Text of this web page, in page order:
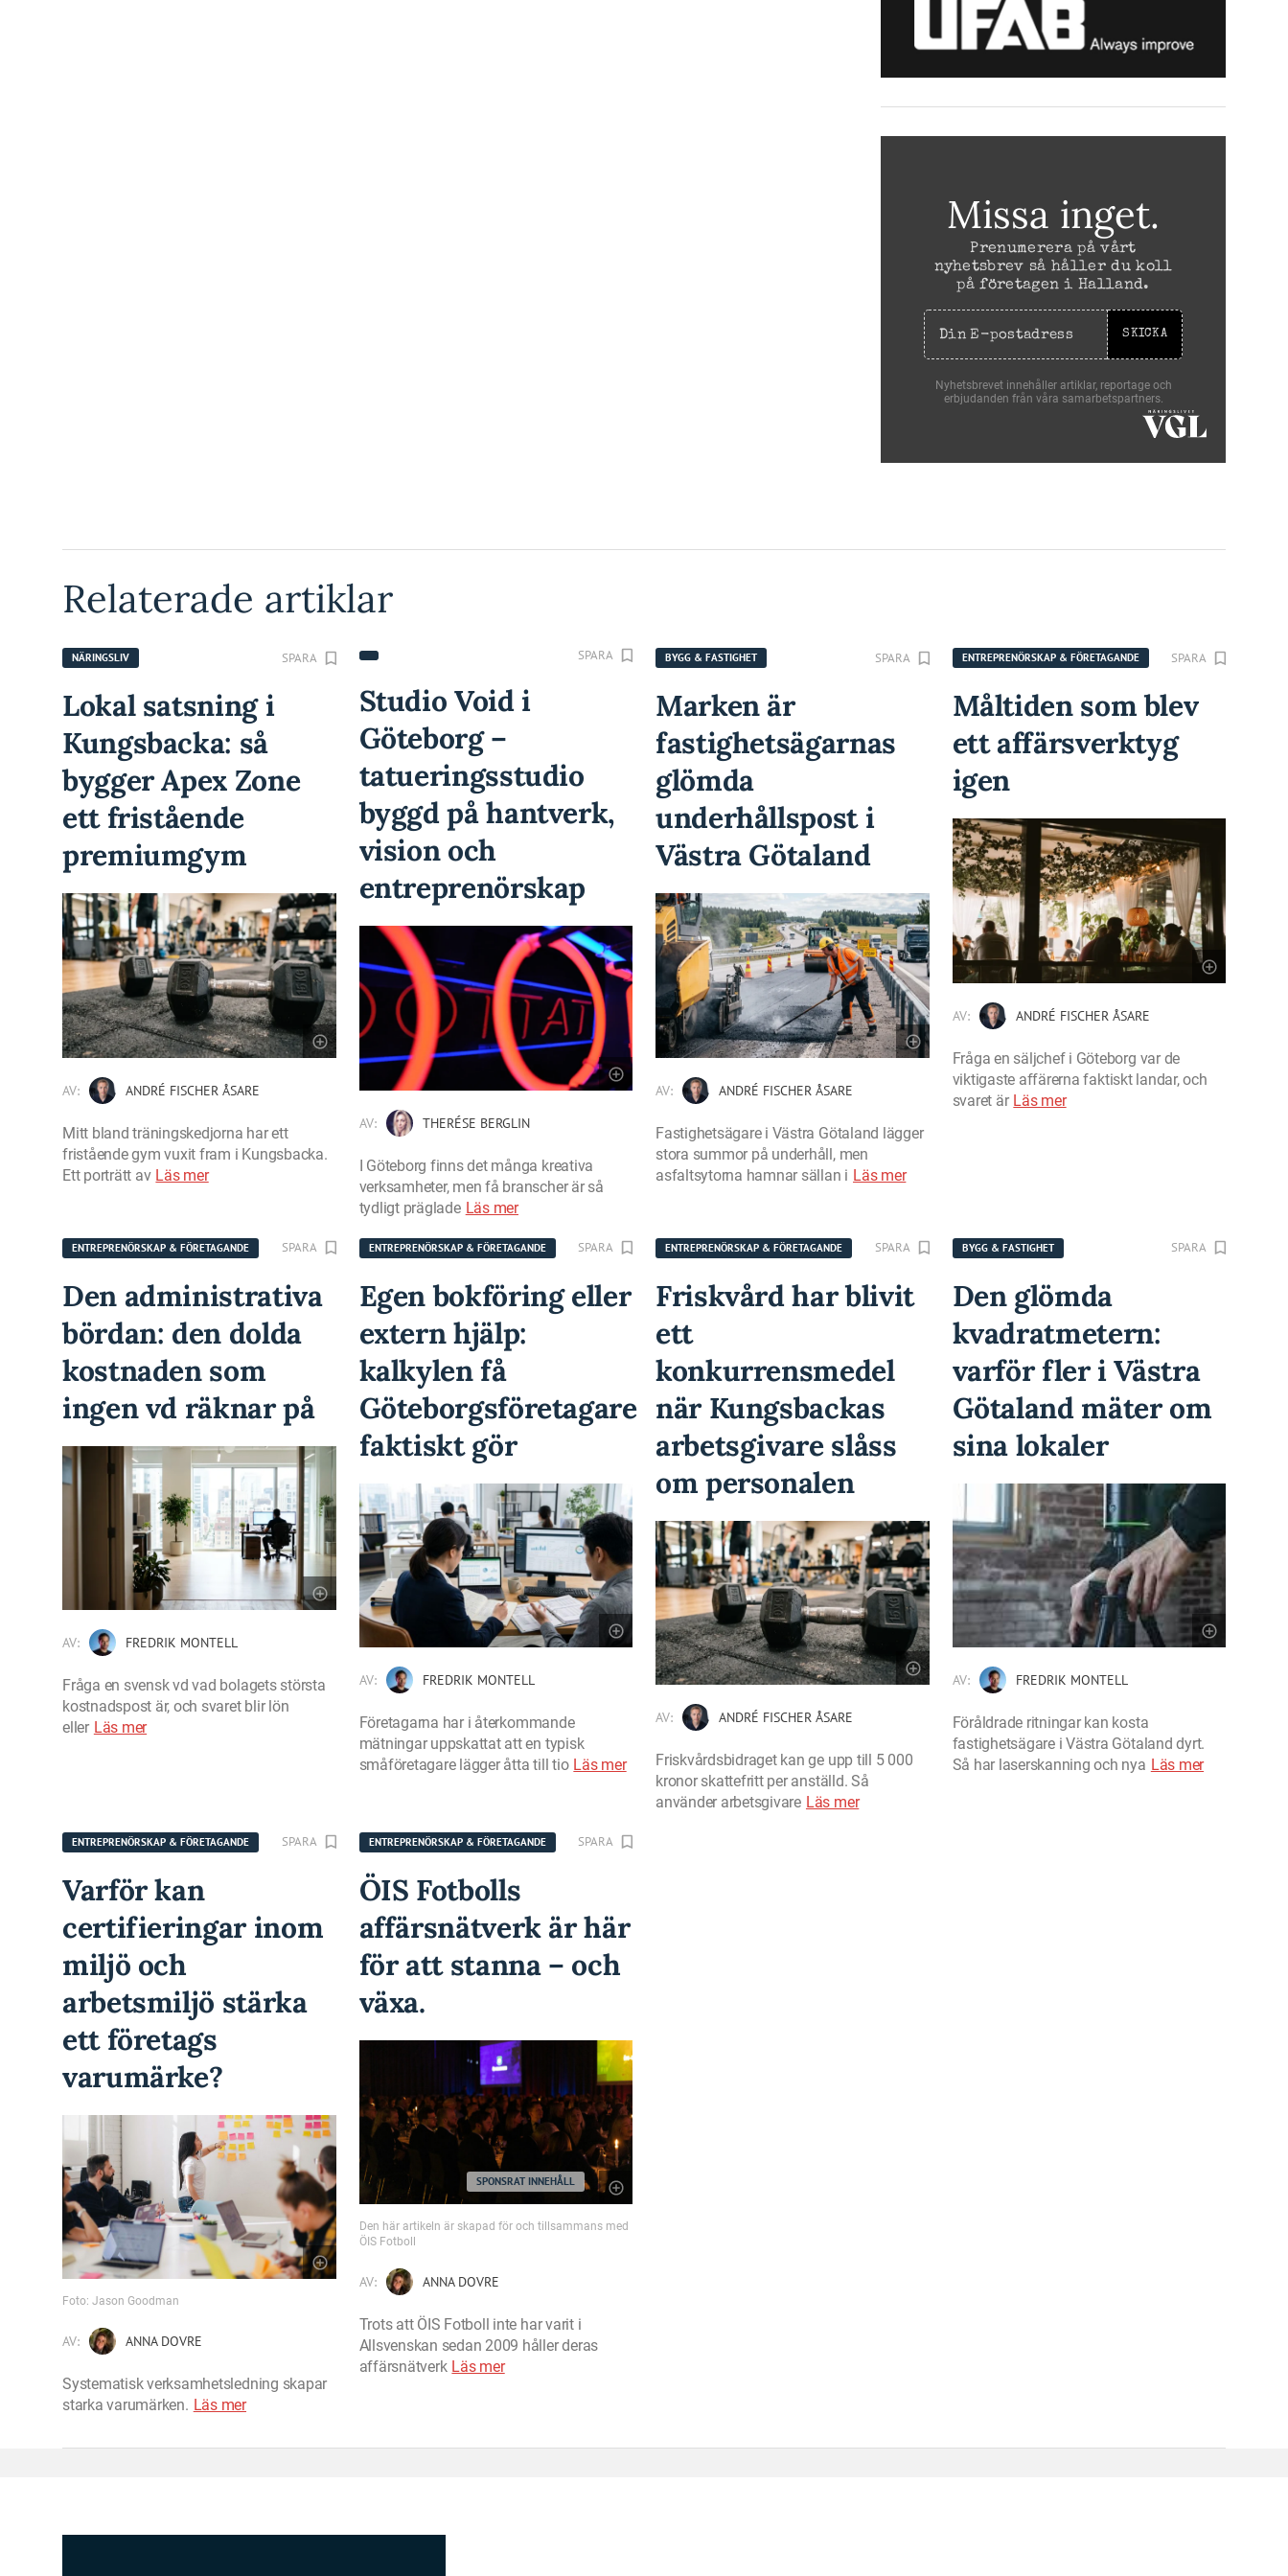
Missa inget.
Prenumerera på vårt
nyhetsbrev så håller du koll
på företagen i Halland.
SKICKA
Nyhetsbrevet innehåller artiklar, reportage och
erbjudanden från våra samarbetspartners.
Relaterade artiklar
NÄRINGSLIV SPARA
Lokal satsning i
Kungsbacka: så
bygger Apex Zone
ett fristående
premiumgym
AV: ANDRÉ FISCHER ÅSARE
Mitt bland träningskedjorna har ett
fristående gym vuxit fram i Kungsbacka.
Ett porträtt av Läs mer
SPARA
Studio Void i
Göteborg –
tatueringsstudio
byggd på hantverk,
vision och
entreprenörskap
AV: THERÉSE BERGLIN
I Göteborg finns det många kreativa
verksamheter, men få branscher är så
tydligt präglade Läs mer
BYGG & FASTIGHET SPARA
Marken är
fastighetsägarnas
glömda
underhållspost i
Västra Götaland
AV: ANDRÉ FISCHER ÅSARE
Fastighetsägare i Västra Götaland lägger
stora summor på underhåll, men
asfaltsytorna hamnar sällan i Läs mer
ENTREPRENÖRSKAP & FÖRETAGANDE SPARA
Måltiden som blev
ett affärsverktyg
igen
AV: ANDRÉ FISCHER ÅSARE
Fråga en säljchef i Göteborg var de
viktigaste affärerna faktiskt landar, och
svaret är Läs mer
ENTREPRENÖRSKAP & FÖRETAGANDE SPARA
Den administrativa
bördan: den dolda
kostnaden som
ingen vd räknar på
AV: FREDRIK MONTELL
Fråga en svensk vd vad bolagets största
kostnadspost är, och svaret blir lön
eller Läs mer
ENTREPRENÖRSKAP & FÖRETAGANDE SPARA
Egen bokföring eller
extern hjälp:
kalkylen få
Göteborgsföretagare
faktiskt gör
AV: FREDRIK MONTELL
Företagarna har i återkommande
mätningar uppskattat att en typisk
småföretagare lägger åtta till tio Läs mer
ENTREPRENÖRSKAP & FÖRETAGANDE SPARA
Friskvård har blivit
ett
konkurrensmedel
när Kungsbackas
arbetsgivare slåss
om personalen
AV: ANDRÉ FISCHER ÅSARE
Friskvårdsbidraget kan ge upp till 5 000
kronor skattefritt per anställd. Så
använder arbetsgivare Läs mer
BYGG & FASTIGHET SPARA
Den glömda
kvadratmetern:
varför fler i Västra
Götaland mäter om
sina lokaler
AV: FREDRIK MONTELL
Föråldrade ritningar kan kosta
fastighetsägare i Västra Götaland dyrt.
Så har laserskanning och nya Läs mer
ENTREPRENÖRSKAP & FÖRETAGANDE SPARA
Varför kan
certifieringar inom
miljö och
arbetsmiljö stärka
ett företags
varumärke?
Foto: Jason Goodman
AV: ANNA DOVRE
Systematisk verksamhetsledning skapar
starka varumärken. Läs mer
ENTREPRENÖRSKAP & FÖRETAGANDE SPARA
ÖIS Fotbolls
affärsnätverk är här
för att stanna – och
växa.
SPONSRAT INNEHÅLL
Den här artikeln är skapad för och tillsammans med
ÖIS Fotboll
AV: ANNA DOVRE
Trots att ÖIS Fotboll inte har varit i
Allsvenskan sedan 2009 håller deras
affärsnätverk Läs mer